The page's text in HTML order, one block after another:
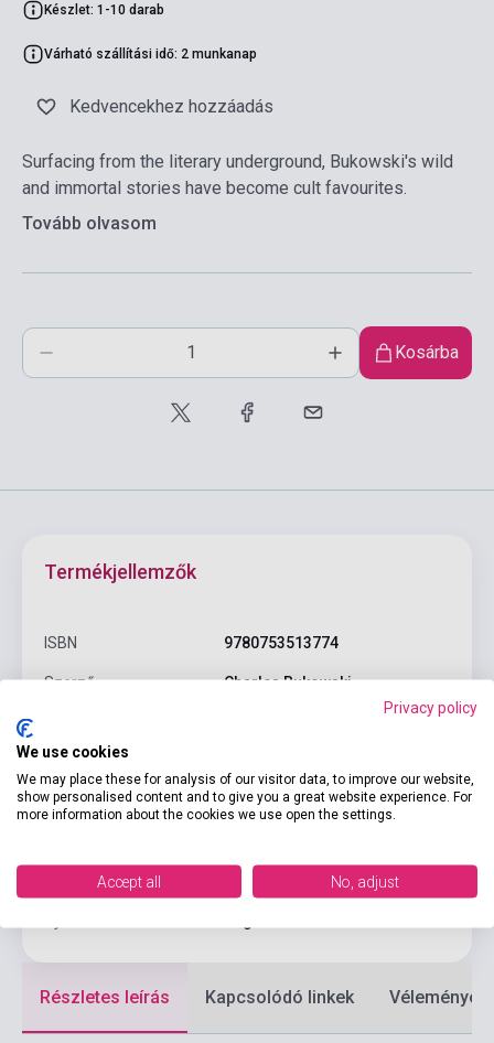
Készlet: 1-10 darab
Várható szállítási idő: 2 munkanap
Kedvencekhez hozzáadás
Surfacing from the literary underground, Bukowski's wild
and immortal stories have become cult favourites.
Tovább olvasom
Kosárba
Termékjellemzők
ISBN 9780753513774
Szerző Charles Bukowski
Kötés
Kiadó VIRGIN BOOKS
Formátum
Részletes leírás Kapcsolódó linkek Vélemények
Privacy policy
We use cookies
We may place these for analysis of our visitor data, to improve our website,
show personalised content and to give you a great website experience. For
more information about the cookies we use open the settings.
Accept all No, adjust